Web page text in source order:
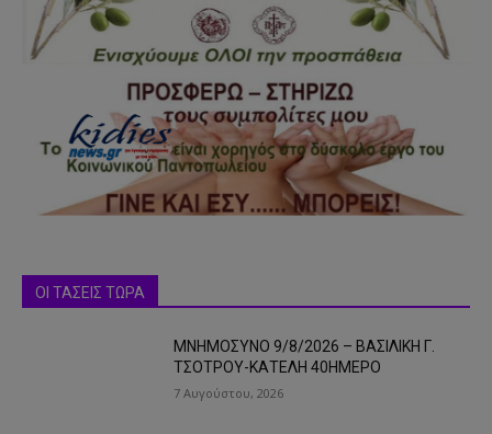
ΟΙ ΤΑΣΕΙΣ ΤΩΡΑ
ΜΝΗΜΟΣΥΝΟ 9/8/2026 – ΒΑΣΙΛΙΚΗ Γ.
ΤΣΟΤΡΟΥ-ΚΑΤΕΛΗ 40ΗΜΕΡΟ
7 Αυγούστου, 2026